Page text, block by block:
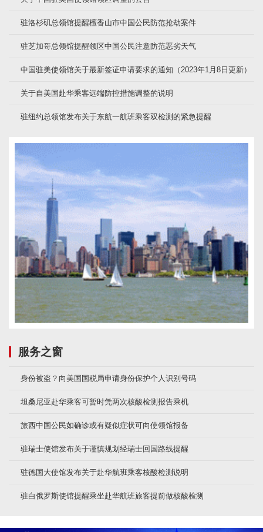
驻洛杉矶总领馆提醒檀香山市中国公民防范抢劫案件
驻芝加哥总领馆提醒领区中国公民注意防范恶劣天气
中国驻美使领馆关于最新签证申请要求的通知（2023年1月8日更新）
关于自美国赴华乘客远端防控措施调整的说明
驻纽约总领馆发布关于东航一航班乘客双检测的紧急提醒
服务之窗
身份被盗？向美国国税局申请身份保护个人识别号码
坦桑尼亚赴华乘客可暂时凭两次核酸检测报告乘机
旅西中国公民如确诊或有疑似症状可向使领馆报备
驻瑞士使馆发布关于谨慎规划经瑞士回国路线提醒
驻德国大使馆发布关于赴华航班乘客核酸检测说明
驻白俄罗斯使馆提醒乘坐赴华航班旅客提前做核酸检测